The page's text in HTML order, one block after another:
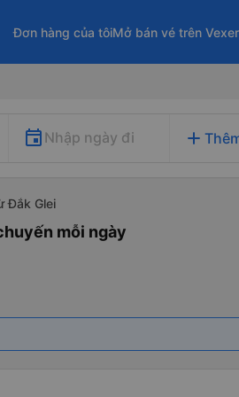
Đơn hàng của tôiMở bán vé trên
Nhập ngày đi add
Đắk Glei
mỗi ngày